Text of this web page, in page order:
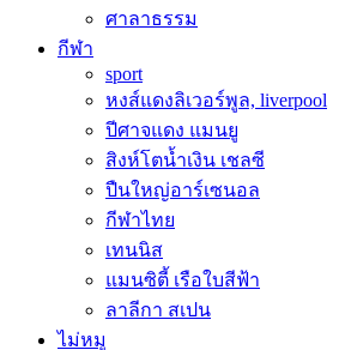
ศาลาธรรม
กีฬา
sport
หงส์แดงลิเวอร์พูล, liverpool
ปีศาจแดง แมนยู
สิงห์โตน้ำเงิน เชลซี
ปืนใหญ่อาร์เซนอล
กีฬาไทย
เทนนิส
แมนซิตี้ เรือใบสีฟ้า
ลาลีกา สเปน
ไม่หมู